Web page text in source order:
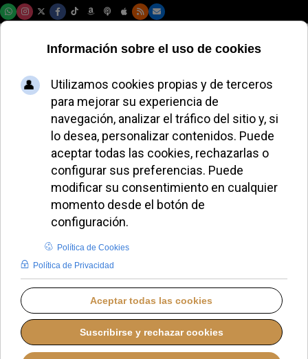
La Diócesis de
Vitoria conmemora
el VIII Centenario
del 'Cántico de las
Criaturas'
JUEVES, 02 OCTUBRE 2025 17:40